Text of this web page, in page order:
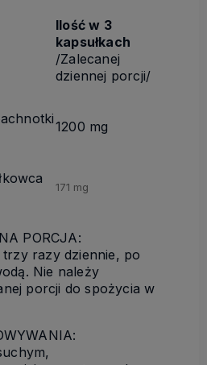
Ilość w 3
kapsułkach
/Zalecanej
dziennej porcji/
1200 mg
171 mg
PORCJA:
trzy razy dziennie, po
Nie należy
porcji do spożycia w